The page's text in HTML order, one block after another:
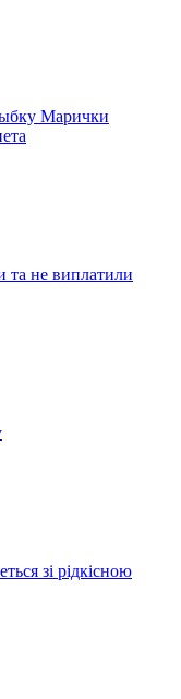
Марички
та не виплатили
зі рідкісною